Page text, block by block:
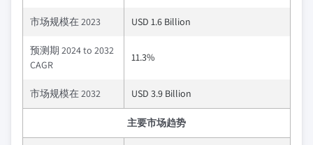
市场规模在 2023 USD 1.6 Billion
预测期 2024 to 2032
CAGR
11.3%
市场规模在 2032 USD 3.9 Billion
主要市场趋势